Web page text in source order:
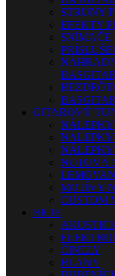
STRUNY
EFEKTY
SNÍMAČE
GITAROVÝ
NÁLEPKY
NOTOVÁ
MOTÍVY
CUSTOM
BICIE
ČINELY
BLANY